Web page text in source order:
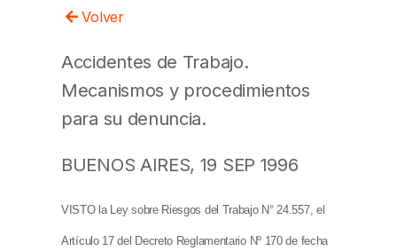
Volver
Accidentes de Trabajo.
Mecanismos y procedimientos
para su denuncia.
BUENOS AIRES, 19 SEP 1996
VISTO la Ley sobre Riesgos del Trabajo N° 24.557, el
Artículo 17 del Decreto Reglamentario Nº 170 de fecha